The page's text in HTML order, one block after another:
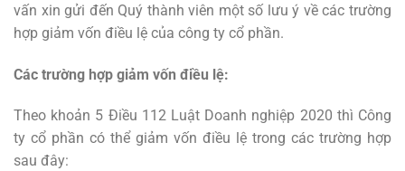
vấn xin gửi đến Quý thành viên một số lưu ý về các trường
hợp giảm vốn điều lệ của công ty cổ phần.
Các trường hợp giảm vốn điều lệ:
Theo khoản 5 Điều 112 Luật Doanh nghiệp 2020 thì Công
ty cổ phần có thể giảm vốn điều lệ trong các trường hợp
sau đây: